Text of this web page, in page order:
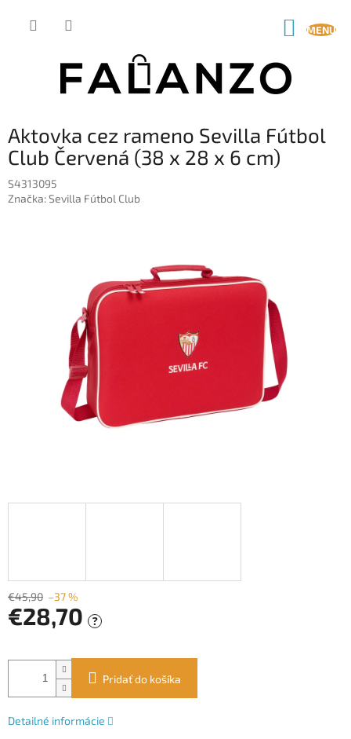
Aktovka cez rameno Sevilla Fútbol
Club Červená (38 x 28 x 6 cm)
S4313095
Značka:Sevilla Fútbol Club
€45,90 –37 %
€28,70 ?
cena:
Pridať do košíka
Detailné informácie